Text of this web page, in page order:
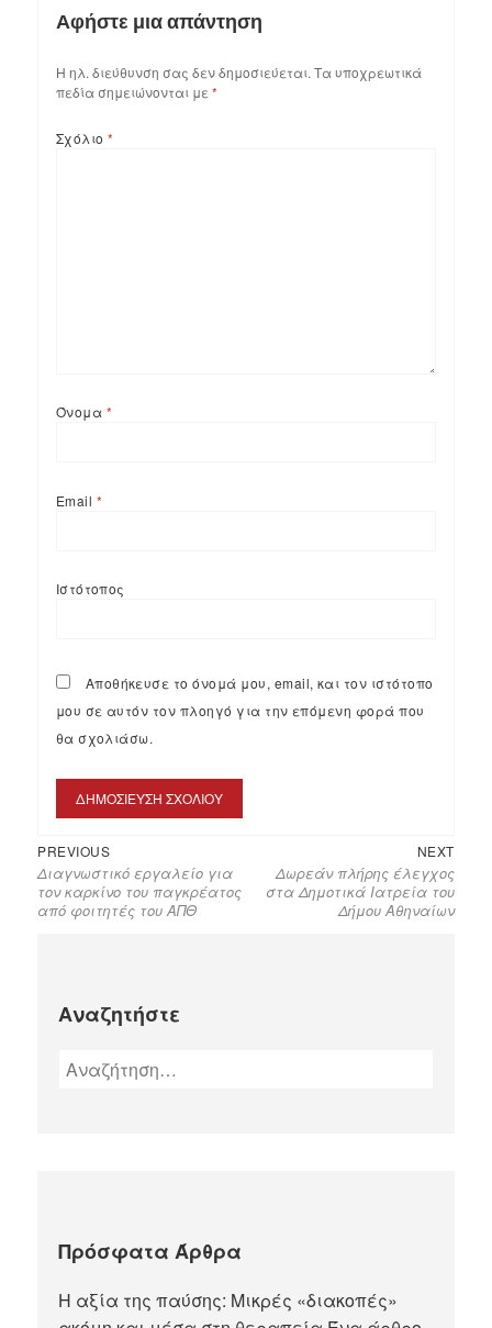
Αφήστε μια απάντηση
Η ηλ. διεύθυνση σας δεν δημοσιεύεται. Τα υποχρεωτικά
πεδία σημειώνονται με *
Σχόλιο *
Όνομα *
Email *
Ιστότοπος
Αποθήκευσε το όνομά μου, email, και τον ιστότοπο
μου σε αυτόν τον πλοηγό για την επόμενη φορά που
θα σχολιάσω.
PREVIOUS
Διαγνωστικό εργαλείο για
τον καρκίνο του παγκρέατος
από φοιτητές του ΑΠΘ
NEXT
Δωρεάν πλήρης έλεγχος
στα Δημοτικά Ιατρεία του
Δήμου Αθηναίων
Αναζητήστε
Πρόσφατα Άρθρα
Η αξία της παύσης: Μικρές «διακοπές»